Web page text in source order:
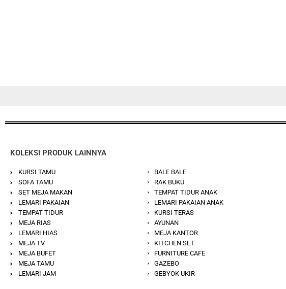
KOLEKSI PRODUK LAINNYA
KURSI TAMU
SOFA TAMU
SET MEJA MAKAN
LEMARI PAKAIAN
TEMPAT TIDUR
MEJA RIAS
LEMARI HIAS
MEJA TV
MEJA BUFET
MEJA TAMU
LEMARI JAM
BALE BALE
RAK BUKU
TEMPAT TIDUR ANAK
LEMARI PAKAIAN ANAK
KURSI TERAS
AYUNAN
MEJA KANTOR
KITCHEN SET
FURNITURE CAFE
GAZEBO
GEBYOK UKIR